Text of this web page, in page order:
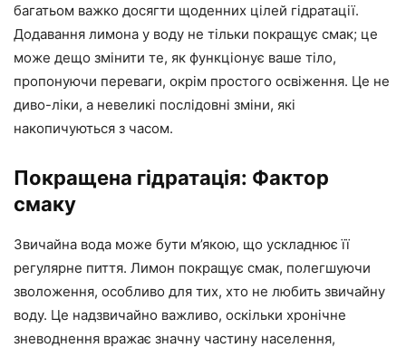
багатьом важко досягти щоденних цілей гідратації.
Додавання лимона у воду не тільки покращує смак; це
може дещо змінити те, як функціонує ваше тіло,
пропонуючи переваги, окрім простого освіження. Це не
диво-ліки, а невеликі послідовні зміни, які
накопичуються з часом.
Покращена гідратація: Фактор
смаку
Звичайна вода може бути м’якою, що ускладнює її
регулярне пиття. Лимон покращує смак, полегшуючи
зволоження, особливо для тих, хто не любить звичайну
воду. Це надзвичайно важливо, оскільки хронічне
зневоднення вражає значну частину населення,